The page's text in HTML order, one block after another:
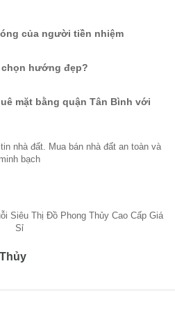
của người tiền nhiệm
chọn hướng đẹp?
mặt bằng quận Tân Bình với